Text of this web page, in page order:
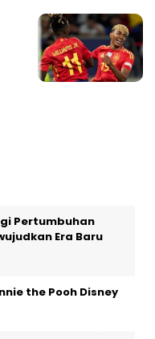
Pertumbuhan
Era Baru
the Pooh Disney